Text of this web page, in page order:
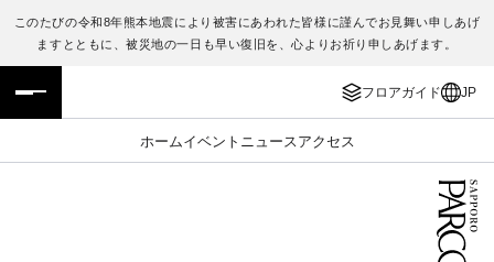
このたびの令和8年熊本地震により被害にあわれた皆様に謹んでお見舞い申しあげ
ますとともに、被災地の一日も早い復旧を、心よりお祈り申しあげます。
フロアガイド JP
ホームイベント ニュース アクセス
フロアガイド
施設案内・アクセス
ENGLISH
繁体字